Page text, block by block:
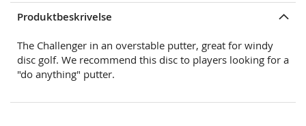
Produktbeskrivelse
The Challenger in an overstable putter, great for windy
disc golf. We recommend this disc to players looking for a
"do anything" putter.